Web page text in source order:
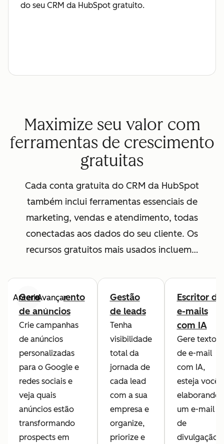
do seu CRM da HubSpot gratuito.
Maximize seu valor com
ferramentas de crescimento
gratuitas
Cada conta gratuita do CRM da HubSpot
também inclui ferramentas essenciais de
marketing, vendas e atendimento, todas
conectadas aos dados do seu cliente. Os
recursos gratuitos mais usados incluem…
AnteriorAvançar
Gerenciamento
de anúncios
Crie campanhas
de anúncios
personalizadas
para o Google e
redes sociais e
veja quais
anúncios estão
transformando
prospects em
Gestão
de leads
Tenha
visibilidade
total da
jornada de
cada lead
com a sua
empresa e
organize,
priorize e
Escritor de
e-mails
com IA
Gere textos
de e-mail
com IA,
esteja você
elaborando
um e-mail
de
divulgação